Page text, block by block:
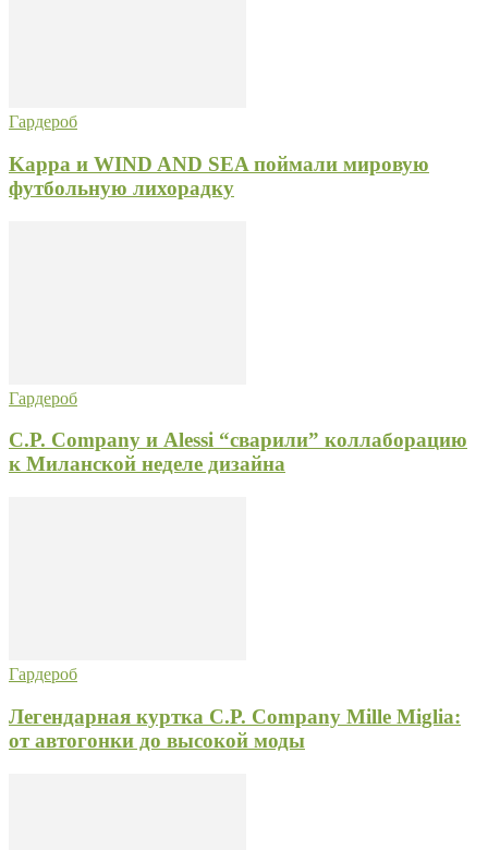
Гардероб
Kappa и WIND AND SEA поймали мировую
футбольную лихорадку
Гардероб
C.P. Company и Alessi “сварили” коллаборацию
к Миланской неделе дизайна
Гардероб
Легендарная куртка C.P. Company Mille Miglia:
от автогонки до высокой моды